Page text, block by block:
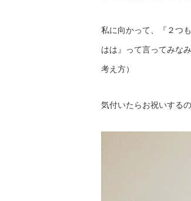
私に向かって、『２つ
はは』って言ってみな
考え方）
気付いたらお祝いする